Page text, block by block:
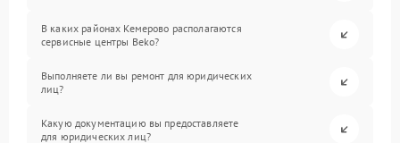
В каких районах Кемерово располагаются
сервисные центры Beko?
Выполняете ли вы ремонт для юридических
лиц?
Какую документацию вы предоставляете
для юридических лиц?